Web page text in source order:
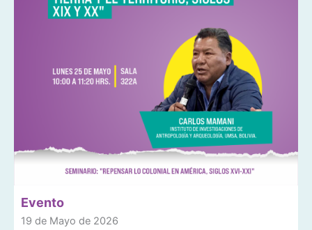
Evento
19 de Mayo de 2026